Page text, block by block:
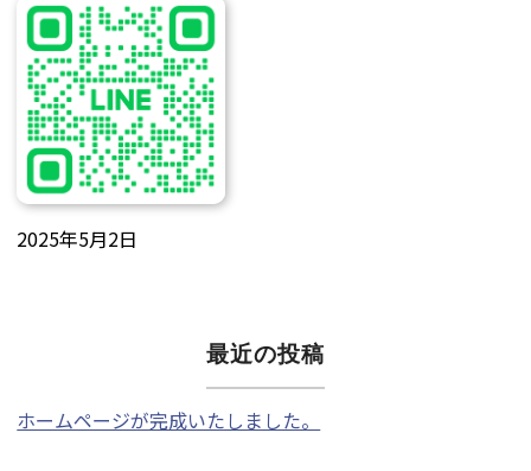
2025年5月2日
最近の投稿
ホームページが完成いたしました。